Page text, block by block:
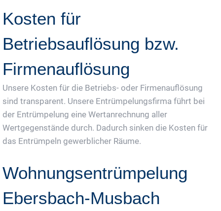
Kosten für
Betriebsauflösung bzw.
Firmenauflösung
Unsere Kosten für die Betriebs- oder Firmenauflösung
sind transparent. Unsere Entrümpelungsfirma führt bei
der Entrümpelung eine Wertanrechnung aller
Wertgegenstände durch. Dadurch sinken die Kosten für
das Entrümpeln gewerblicher Räume.
Wohnungsentrümpelung
Ebersbach-Musbach